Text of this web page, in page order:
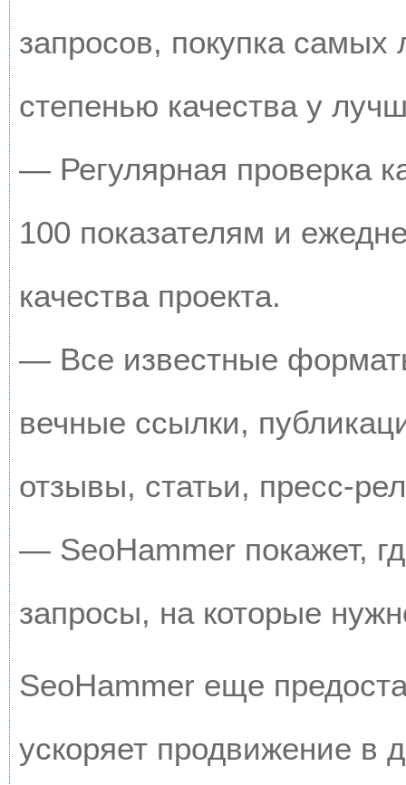
запросов, покупка
степенью качества у
— Регулярная проверка
100 показателям и
качества проекта.
— Все известные
вечные ссылки,
отзывы, статьи, пресс-
— SeoHammer покажет,
запросы, на которые
SeoHammer еще
ускоряет продвижение в